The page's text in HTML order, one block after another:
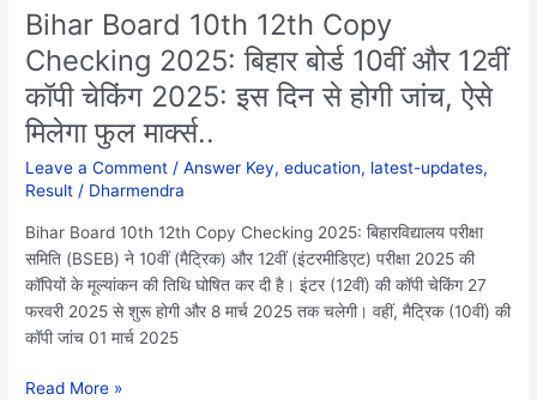
Bihar Board 10th 12th Copy
Checking 2025: बिहार बोर्ड 10वीं और 12वीं
कॉपी चेकिंग 2025: इस दिन से होगी जांच, ऐसे
मिलेगा फुल मार्क्स..
Leave a Comment /Answer Key,education, latest-updates,
Result / Dharmendra
Bihar Board 10th 12th Copy Checking 2025: बिहारविद्यालय परीक्षा
समिति (BSEB) ने 10वीं (मैट्रिक) और 12वीं (इंटरमीडिएट) परीक्षा 2025 की
कॉपियों के मूल्यांकन की तिथि घोषित कर दी है। इंटर (12वीं) की कॉपी चेकिंग 27
फरवरी 2025 से शुरू होगी और 8 मार्च 2025 तक चलेगी। वहीं, मैट्रिक (10वीं) की
कॉपी जांच 01 मार्च 2025
12वीं
कॉपी
चेकिंग
2025:
इस
दिन
से
होगी
जांच,
ऐसे
मिलेगा
मार्क्स..
Read More »